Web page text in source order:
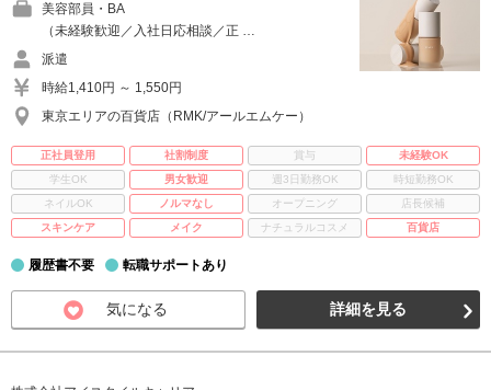
美容部員・BA
（未経験歓迎／入社日応相談／正 …
派遣
時給1,410円 ～ 1,550円
東京エリアの百貨店（RMK/アールエムケー）
正社員登用 社割制度 賞与
未経験OK
学生OK
男女歓迎 週3日勤務OK
時短勤務OK
ネイルOK
ノルマなし オープニング
店長候補
スキンケア
メイク ナチュラルコスメ 百貨店
履歴書不要 転職サポートあり
気になる 詳細を見る